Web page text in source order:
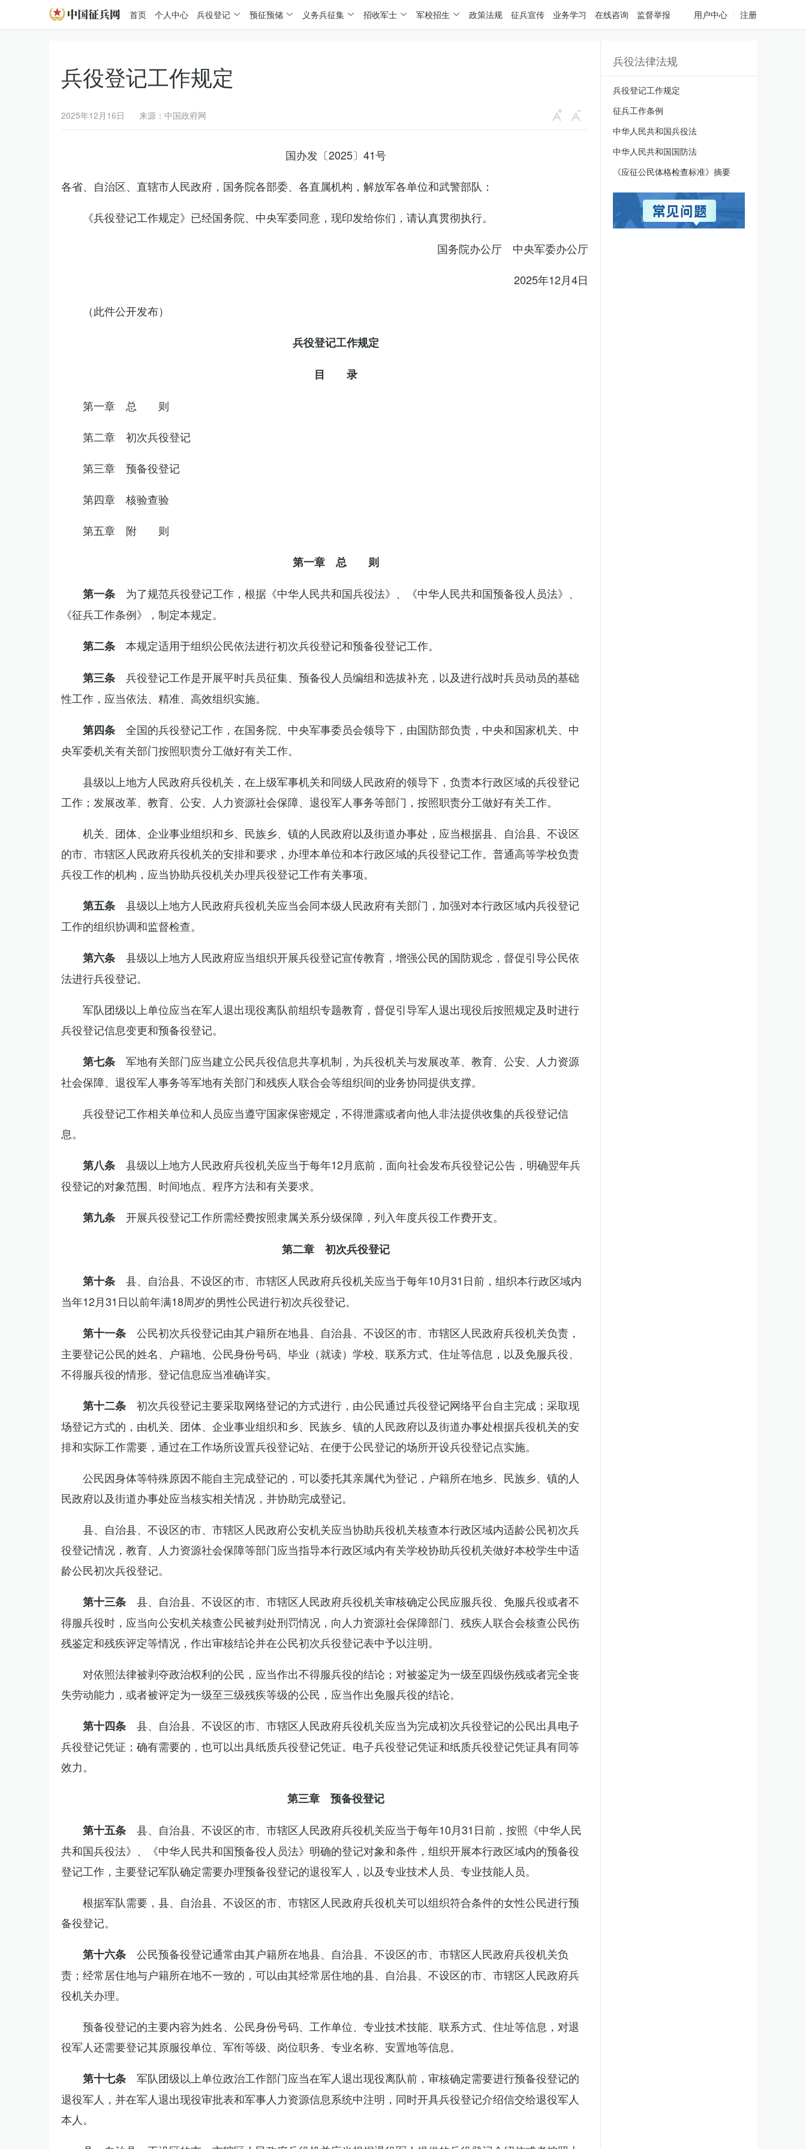
首页 个人中心 兵役登记 预征预储 义务兵征集 招收军士 军校招生 政策法规 征兵宣传 业务学习 在线咨询 监督举报 用户中心 注册
兵役登记工作规定
2025年12月16日 来源：中国政府网
国办发〔2025〕41号
各省、自治区、直辖市人民政府，国务院各部委、各直属机构，解放军各单位和武警部队：
《兵役登记工作规定》已经国务院、中央军委同意，现印发给你们，请认真贯彻执行。
国务院办公厅 中央军委办公厅
2025年12月4日
（此件公开发布）
兵役登记工作规定
目 录
第一章 总 则
第二章 初次兵役登记
第三章 预备役登记
第四章 核验查验
第五章 附 则
第一章 总 则
第一条 为了规范兵役登记工作，根据《中华人民共和国兵役法》、《中华人民共和国预备役人员法》、
《征兵工作条例》，制定本规定。
第二条 本规定适用于组织公民依法进行初次兵役登记和预备役登记工作。
第三条 兵役登记工作是开展平时兵员征集、预备役人员编组和选拔补充，以及进行战时兵员动员的基础
性工作，应当依法、精准、高效组织实施。
第四条 全国的兵役登记工作，在国务院、中央军事委员会领导下，由国防部负责，中央和国家机关、中
央军委机关有关部门按照职责分工做好有关工作。
县级以上地方人民政府兵役机关，在上级军事机关和同级人民政府的领导下，负责本行政区域的兵役登记
工作；发展改革、教育、公安、人力资源社会保障、退役军人事务等部门，按照职责分工做好有关工作。
机关、团体、企业事业组织和乡、民族乡、镇的人民政府以及街道办事处，应当根据县、自治县、不设区
的市、市辖区人民政府兵役机关的安排和要求，办理本单位和本行政区域的兵役登记工作。普通高等学校负责
兵役工作的机构，应当协助兵役机关办理兵役登记工作有关事项。
第五条 县级以上地方人民政府兵役机关应当会同本级人民政府有关部门，加强对本行政区域内兵役登记
工作的组织协调和监督检查。
第六条 县级以上地方人民政府应当组织开展兵役登记宣传教育，增强公民的国防观念，督促引导公民依
法进行兵役登记。
军队团级以上单位应当在军人退出现役离队前组织专题教育，督促引导军人退出现役后按照规定及时进行
兵役登记信息变更和预备役登记。
第七条 军地有关部门应当建立公民兵役信息共享机制，为兵役机关与发展改革、教育、公安、人力资源
社会保障、退役军人事务等军地有关部门和残疾人联合会等组织间的业务协同提供支撑。
兵役登记工作相关单位和人员应当遵守国家保密规定，不得泄露或者向他人非法提供收集的兵役登记信
息。
第八条 县级以上地方人民政府兵役机关应当于每年12月底前，面向社会发布兵役登记公告，明确翌年兵
役登记的对象范围、时间地点、程序方法和有关要求。
第九条 开展兵役登记工作所需经费按照隶属关系分级保障，列入年度兵役工作费开支。
第二章 初次兵役登记
第十条 县、自治县、不设区的市、市辖区人民政府兵役机关应当于每年10月31日前，组织本行政区域内
当年12月31日以前年满18周岁的男性公民进行初次兵役登记。
第十一条 公民初次兵役登记由其户籍所在地县、自治县、不设区的市、市辖区人民政府兵役机关负责，
主要登记公民的姓名、户籍地、公民身份号码、毕业（就读）学校、联系方式、住址等信息，以及免服兵役、
不得服兵役的情形。登记信息应当准确详实。
第十二条 初次兵役登记主要采取网络登记的方式进行，由公民通过兵役登记网络平台自主完成；采取现
场登记方式的，由机关、团体、企业事业组织和乡、民族乡、镇的人民政府以及街道办事处根据兵役机关的安
排和实际工作需要，通过在工作场所设置兵役登记站、在便于公民登记的场所开设兵役登记点实施。
公民因身体等特殊原因不能自主完成登记的，可以委托其亲属代为登记，户籍所在地乡、民族乡、镇的人
民政府以及街道办事处应当核实相关情况，并协助完成登记。
县、自治县、不设区的市、市辖区人民政府公安机关应当协助兵役机关核查本行政区域内适龄公民初次兵
役登记情况，教育、人力资源社会保障等部门应当指导本行政区域内有关学校协助兵役机关做好本校学生中适
龄公民初次兵役登记。
第十三条 县、自治县、不设区的市、市辖区人民政府兵役机关审核确定公民应服兵役、免服兵役或者不
得服兵役时，应当向公安机关核查公民被判处刑罚情况，向人力资源社会保障部门、残疾人联合会核查公民伤
残鉴定和残疾评定等情况，作出审核结论并在公民初次兵役登记表中予以注明。
对依照法律被剥夺政治权利的公民，应当作出不得服兵役的结论；对被鉴定为一级至四级伤残或者完全丧
失劳动能力，或者被评定为一级至三级残疾等级的公民，应当作出免服兵役的结论。
第十四条 县、自治县、不设区的市、市辖区人民政府兵役机关应当为完成初次兵役登记的公民出具电子
兵役登记凭证；确有需要的，也可以出具纸质兵役登记凭证。电子兵役登记凭证和纸质兵役登记凭证具有同等
效力。
第三章 预备役登记
第十五条 县、自治县、不设区的市、市辖区人民政府兵役机关应当于每年10月31日前，按照《中华人民
共和国兵役法》、《中华人民共和国预备役人员法》明确的登记对象和条件，组织开展本行政区域内的预备役
登记工作，主要登记军队确定需要办理预备役登记的退役军人，以及专业技术人员、专业技能人员。
根据军队需要，县、自治县、不设区的市、市辖区人民政府兵役机关可以组织符合条件的女性公民进行预
备役登记。
第十六条 公民预备役登记通常由其户籍所在地县、自治县、不设区的市、市辖区人民政府兵役机关负
责；经常居住地与户籍所在地不一致的，可以由其经常居住地的县、自治县、不设区的市、市辖区人民政府兵
役机关办理。
预备役登记的主要内容为姓名、公民身份号码、工作单位、专业技术技能、联系方式、住址等信息，对退
役军人还需要登记其原服役单位、军衔等级、岗位职务、专业名称、安置地等信息。
第十七条 军队团级以上单位政治工作部门应当在军人退出现役离队前，审核确定需要进行预备役登记的
退役军人，并在军人退出现役审批表和军事人力资源信息系统中注明，同时开具兵役登记介绍信交给退役军人
本人。
兵役法律法规
兵役登记工作规定
征兵工作条例
中华人民共和国兵役法
中华人民共和国国防法
《应征公民体格检查标准》摘要